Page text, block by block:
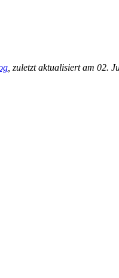
, zuletzt aktualisiert am 02.